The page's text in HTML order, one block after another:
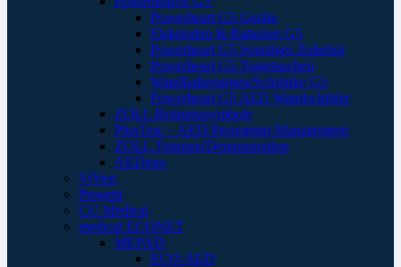
Powerheart G5 Geräte
Elektroden & Batterien G5
Powerheart G5 Sonstiges Zubehör
Powerheart G5 Tragetaschen
Wandhalterungen/Schränke G5
Powerheart G5 AED Wandschilder
ZOLL Rettungssymbole
PlusTrac – AED Programm-Management
ZOLL Training/Demonstration
AEDtrax
ViVest
Progetti
CU Medical
medical ECONET
MEPAD
ECO-AED